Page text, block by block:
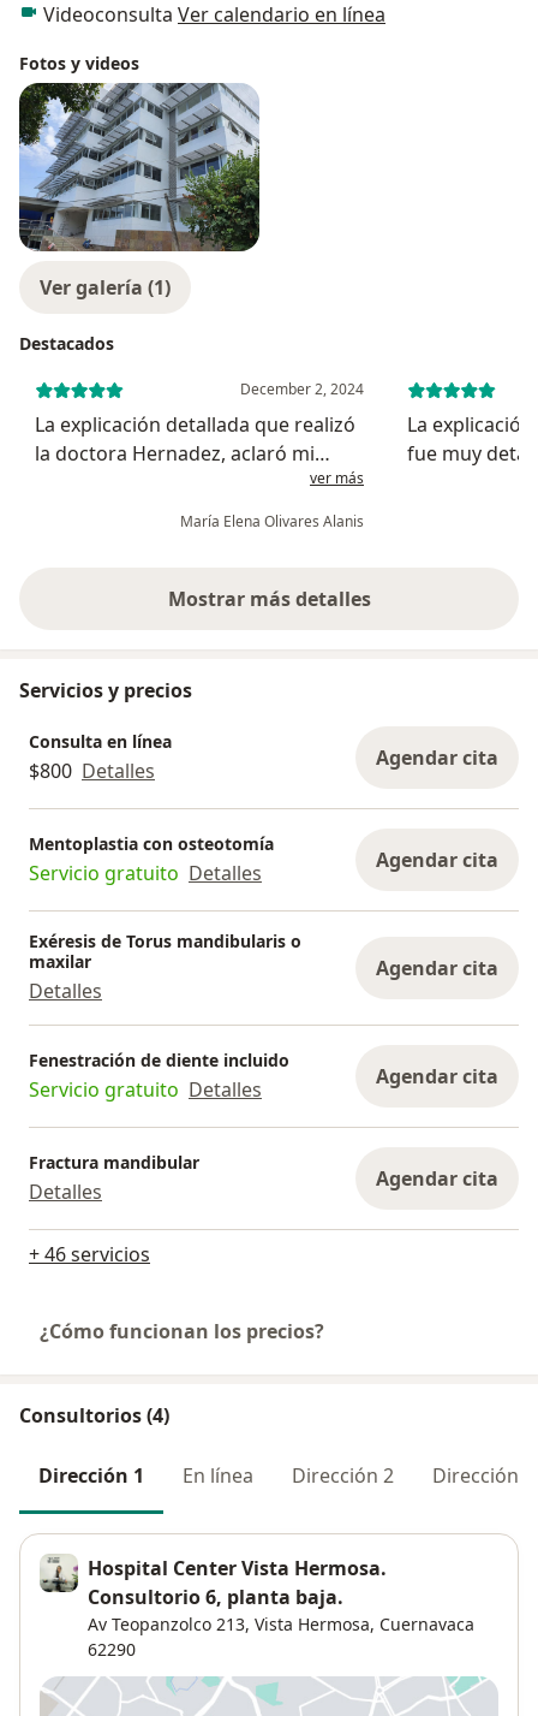
Videoconsulta Ver calendario en línea
Fotos y videos
Ver galería (1)
Destacados
December 2, 2024
La explicación detallada que realizó
la doctora Hernadez, aclaró mi
padecimiento y me ofreció diversas
alternativas, iniciando desde el
ver más
María Elena Olivares Alanis
La
fue muy
Mostrar más detalles
sobre la experiencia
Servicios y precios
Consulta en línea
$800 Detalles Agendar cita
Mentoplastia con osteotomía
Servicio gratuito Detalles Agendar cita
Exéresis de Torus mandibularis o
maxilar
Detalles
Agendar cita
Fenestración de diente incluido
Servicio gratuito Detalles Agendar cita
Fractura mandibular
Detalles Agendar cita
+ 46 servicios
¿Cómo funcionan los precios?
Consultorios (4)
Dirección 1 En línea Dirección 2 Dirección 3
Hospital Center Vista Hermosa.
Consultorio 6, planta baja.
Av Teopanzolco 213, Vista Hermosa, Cuernavaca
62290